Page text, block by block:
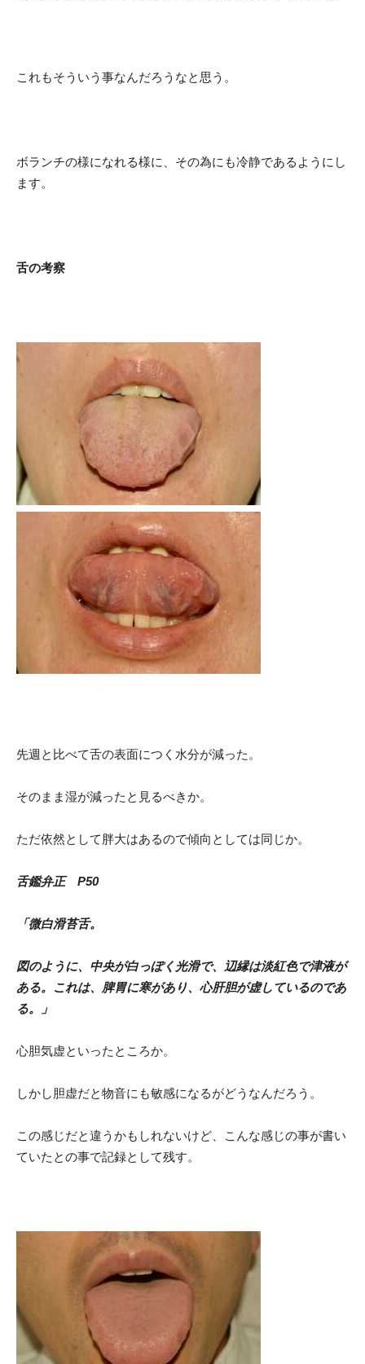
これもそういう事なんだろうなと思う。
ボランチの様になれる様に、その為にも冷静であるようにし
ます。
舌の考察
先週と比べて舌の表面につく水分が減った。
そのまま湿が減ったと見るべきか。
ただ依然として胖大はあるので傾向としては同じか。
舌鑑弁正 P50
「微白滑苔舌。
図のように、中央が白っぽく光滑で、辺縁は淡紅色で津液が
ある。これは、脾胃に寒があり、心肝胆が虚しているのであ
る。」
心胆気虚といったところか。
しかし胆虚だと物音にも敏感になるがどうなんだろう。
この感じだと違うかもしれないけど、こんな感じの事が書い
ていたとの事で記録として残す。